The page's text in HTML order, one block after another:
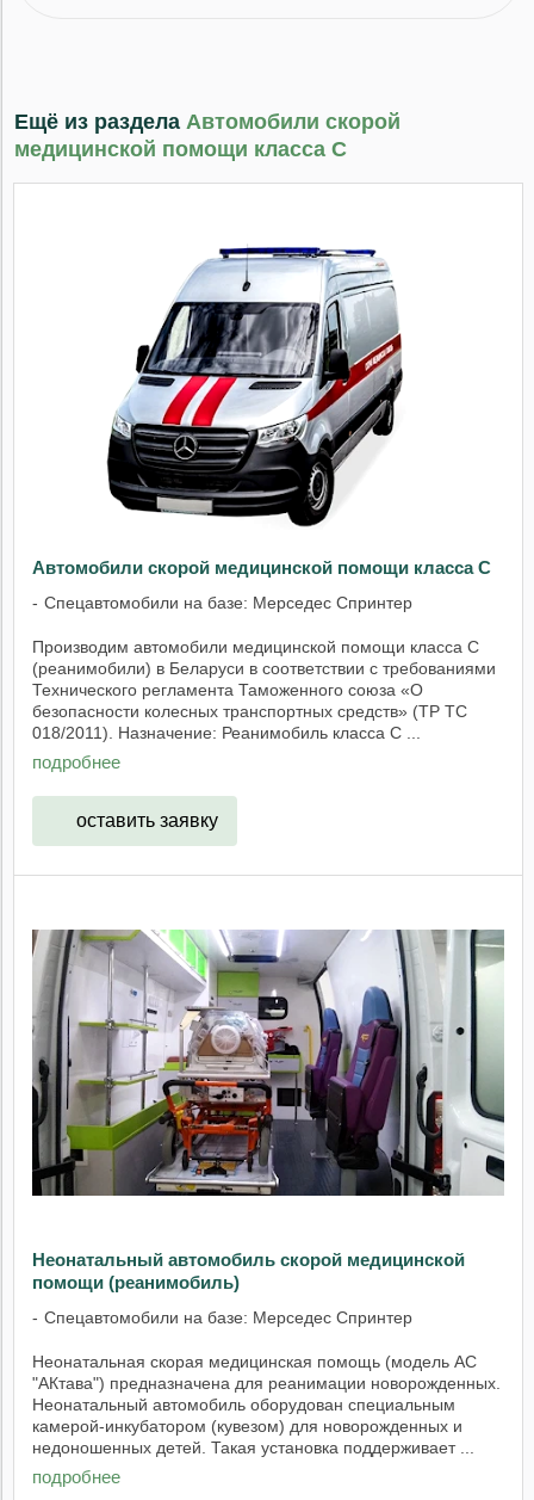
Ещё из раздела Автомобили скорой
медицинской помощи класса С
Автомобили скорой медицинской помощи класса С
Спецавтомобили на базе: Мерседес Спринтер
Производим автомобили медицинской помощи класса С
(реанимобили) в Беларуси в соответствии с требованиями
Технического регламента Таможенного союза «О
безопасности колесных транспортных средств» (ТР ТС
018/2011). Назначение: Реанимобиль класса С ...
подробнее
оставить заявку
Неонатальный автомобиль скорой медицинской
помощи (реанимобиль)
Спецавтомобили на базе: Мерседес Спринтер
Неонатальная скорая медицинская помощь (модель АС
"АКтава") предназначена для реанимации новорожденных.
Неонатальный автомобиль оборудован специальным
камерой-инкубатором (кувезом) для новорожденных и
недоношенных детей. Такая установка поддерживает ...
подробнее